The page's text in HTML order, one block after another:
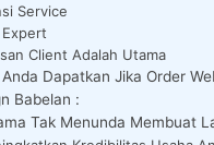
Service
Expert
Client Adalah Utama
Dapatkan Jika Order
Babelan :
Tak Menunda Membuat